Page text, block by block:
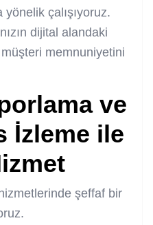
yönelik çalışıyoruz.
dijital alandaki
müşteri memnuniyetini
ve
İzleme ile
şeffaf bir